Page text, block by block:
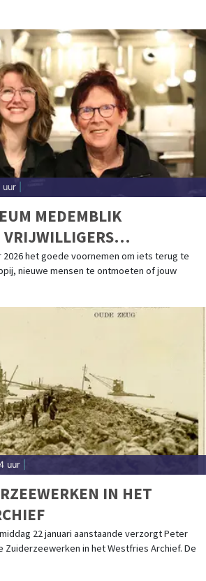
uur
MEDEMBLIK
VRIJWILLIGERS
WOENSDAG 12
2026 het goede voornemen om iets terug te
nieuwe mensen te ontmoeten of jouw
uur
IN HET
22 januari aanstaande verzorgt Peter
Zuiderzeewerken in het Westfries Archief. De